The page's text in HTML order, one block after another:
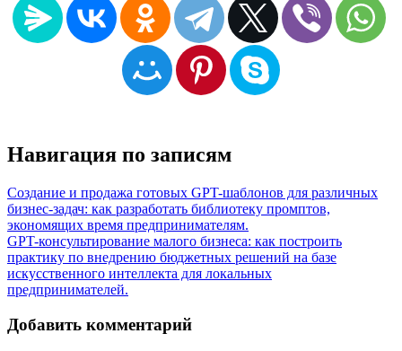
Навигация по записям
Создание и продажа готовых GPT-шаблонов для различных
бизнес-задач: как разработать библиотеку промптов,
экономящих время предпринимателям.
GPT-консультирование малого бизнеса: как построить
практику по внедрению бюджетных решений на базе
искусственного интеллекта для локальных
предпринимателей.
Добавить комментарий